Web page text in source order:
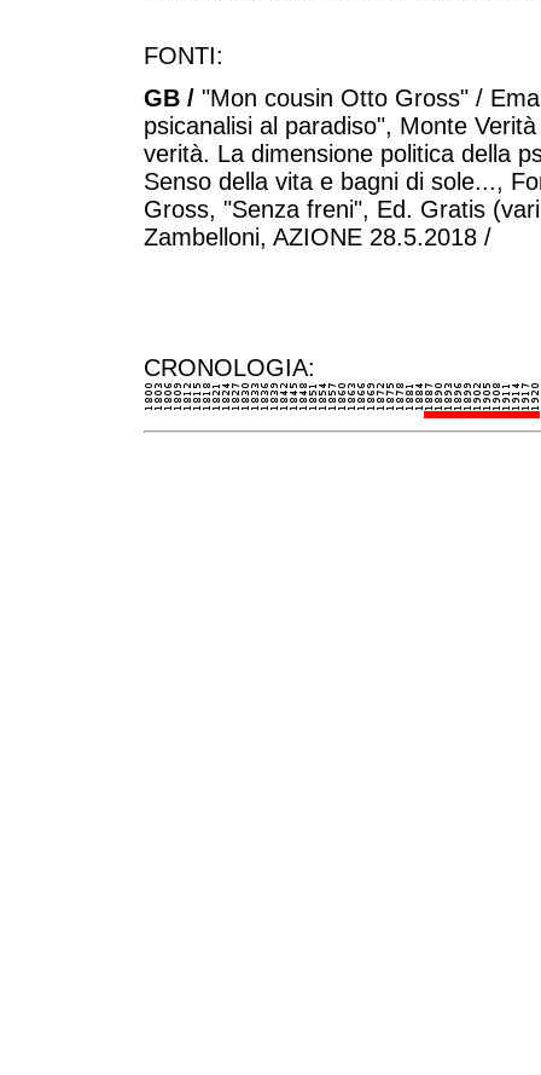
FONTI:
GB / "Mon cousin Otto Gross" /
psicanalisi al paradiso", Monte
verità. La dimensione politica della
Senso della vita e bagni di sole...,
Gross, "Senza freni", Ed. Gratis
Zambelloni, AZIONE 28.5.2018 /
CRONOLOGIA: